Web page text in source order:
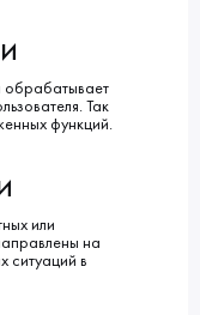
обрабатывает
Так
функций.
или
на
ситуаций в